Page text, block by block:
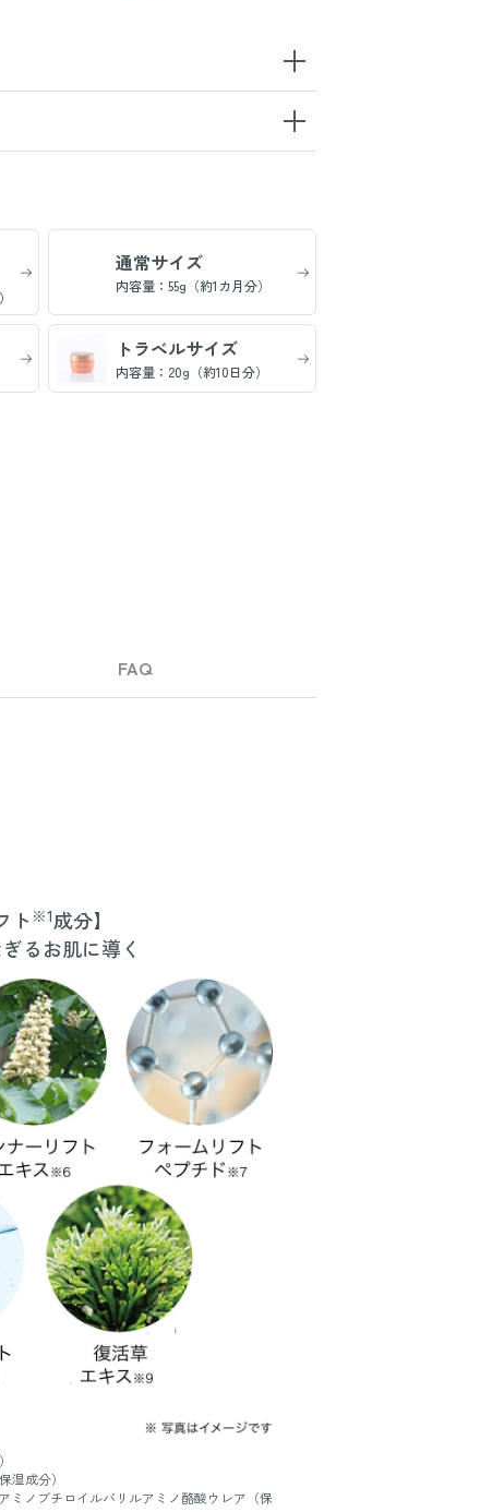
通常サイズ
内容量：55g（約1カ月分）
トラベルサイズ
内容量：20g（約10日分）
FAQ
ト ※1成分】
るお肌に導く
湿成分）
ミノブチロイルバリルアミノ酪酸ウレア（保